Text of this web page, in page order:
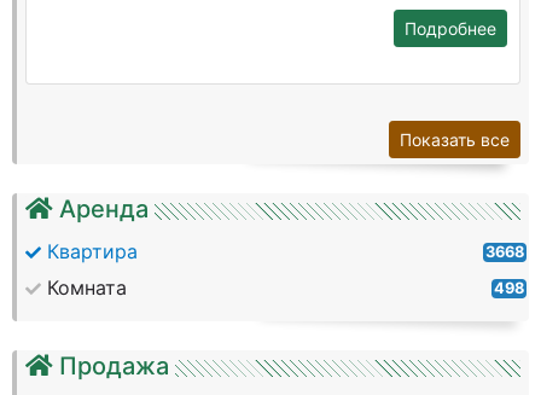
Аренда
Квартира 3668
Комната 498
Продажа
Подробнее
Показать все